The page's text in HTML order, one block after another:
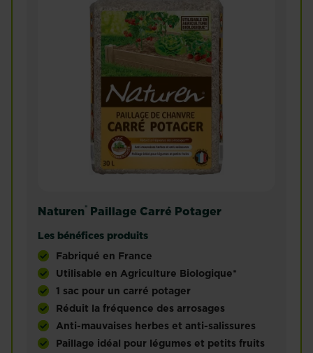
Naturen® Paillage Carré Potager
Les bénéfices produits
Fabriqué en France
Utilisable en Agriculture Biologique*
1 sac pour un carré potager
Réduit la fréquence des arrosages
Anti-mauvaises herbes et anti-salissures
Paillage idéal pour légumes et petits fruits